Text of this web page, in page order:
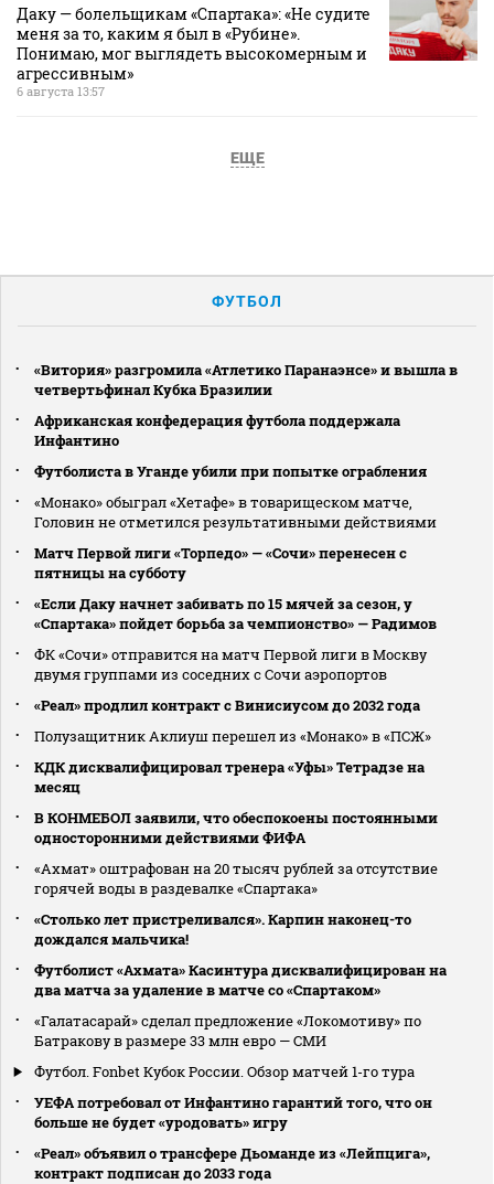
Даку — болельщикам «Спартака»: «Не судите
меня за то, каким я был в «Рубине».
Понимаю, мог выглядеть высокомерным и
агрессивным»
6 августа 13:57
ЕЩЕ
ФУТБОЛ
«Витория» разгромила «Атлетико Паранаэнсе» и вышла в
четвертьфинал Кубка Бразилии
Африканская конфедерация футбола поддержала
Инфантино
Футболиста в Уганде убили при попытке ограбления
«Монако» обыграл «Хетафе» в товарищеском матче,
Головин не отметился результативными действиями
Матч Первой лиги «Торпедо» — «Сочи» перенесен с
пятницы на субботу
«Если Даку начнет забивать по 15 мячей за сезон, у
«Спартака» пойдет борьба за чемпионство» — Радимов
ФК «Сочи» отправится на матч Первой лиги в Москву
двумя группами из соседних с Сочи аэропортов
«Реал» продлил контракт с Винисиусом до 2032 года
Полузащитник Аклиуш перешел из «Монако» в «ПСЖ»
КДК дисквалифицировал тренера «Уфы» Тетрадзе на
месяц
В КОНМЕБОЛ заявили, что обеспокоены постоянными
односторонними действиями ФИФА
«Ахмат» оштрафован на 20 тысяч рублей за отсутствие
горячей воды в раздевалке «Спартака»
«Столько лет пристреливался». Карпин наконец-то
дождался мальчика!
Футболист «Ахмата» Касинтура дисквалифицирован на
два матча за удаление в матче со «Спартаком»
«Галатасарай» сделал предложение «Локомотиву» по
Батракову в размере 33 млн евро — СМИ
Футбол. Fonbet Кубок России. Обзор матчей 1-го тура
УЕФА потребовал от Инфантино гарантий того, что он
больше не будет «уродовать» игру
«Реал» объявил о трансфере Дьоманде из «Лейпцига»,
контракт подписан до 2033 года